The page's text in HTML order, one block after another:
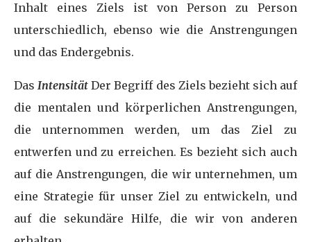
Inhalt eines Ziels ist von Person zu Person
unterschiedlich, ebenso wie die Anstrengungen
und das Endergebnis.
DasIntensität Der Begriff des Ziels bezieht sich auf
die mentalen und körperlichen Anstrengungen,
die unternommen werden, um das Ziel zu
entwerfen und zu erreichen. Es bezieht sich auch
auf die Anstrengungen, die wir unternehmen, um
eine Strategie für unser Ziel zu entwickeln, und
auf die sekundäre Hilfe, die wir von anderen